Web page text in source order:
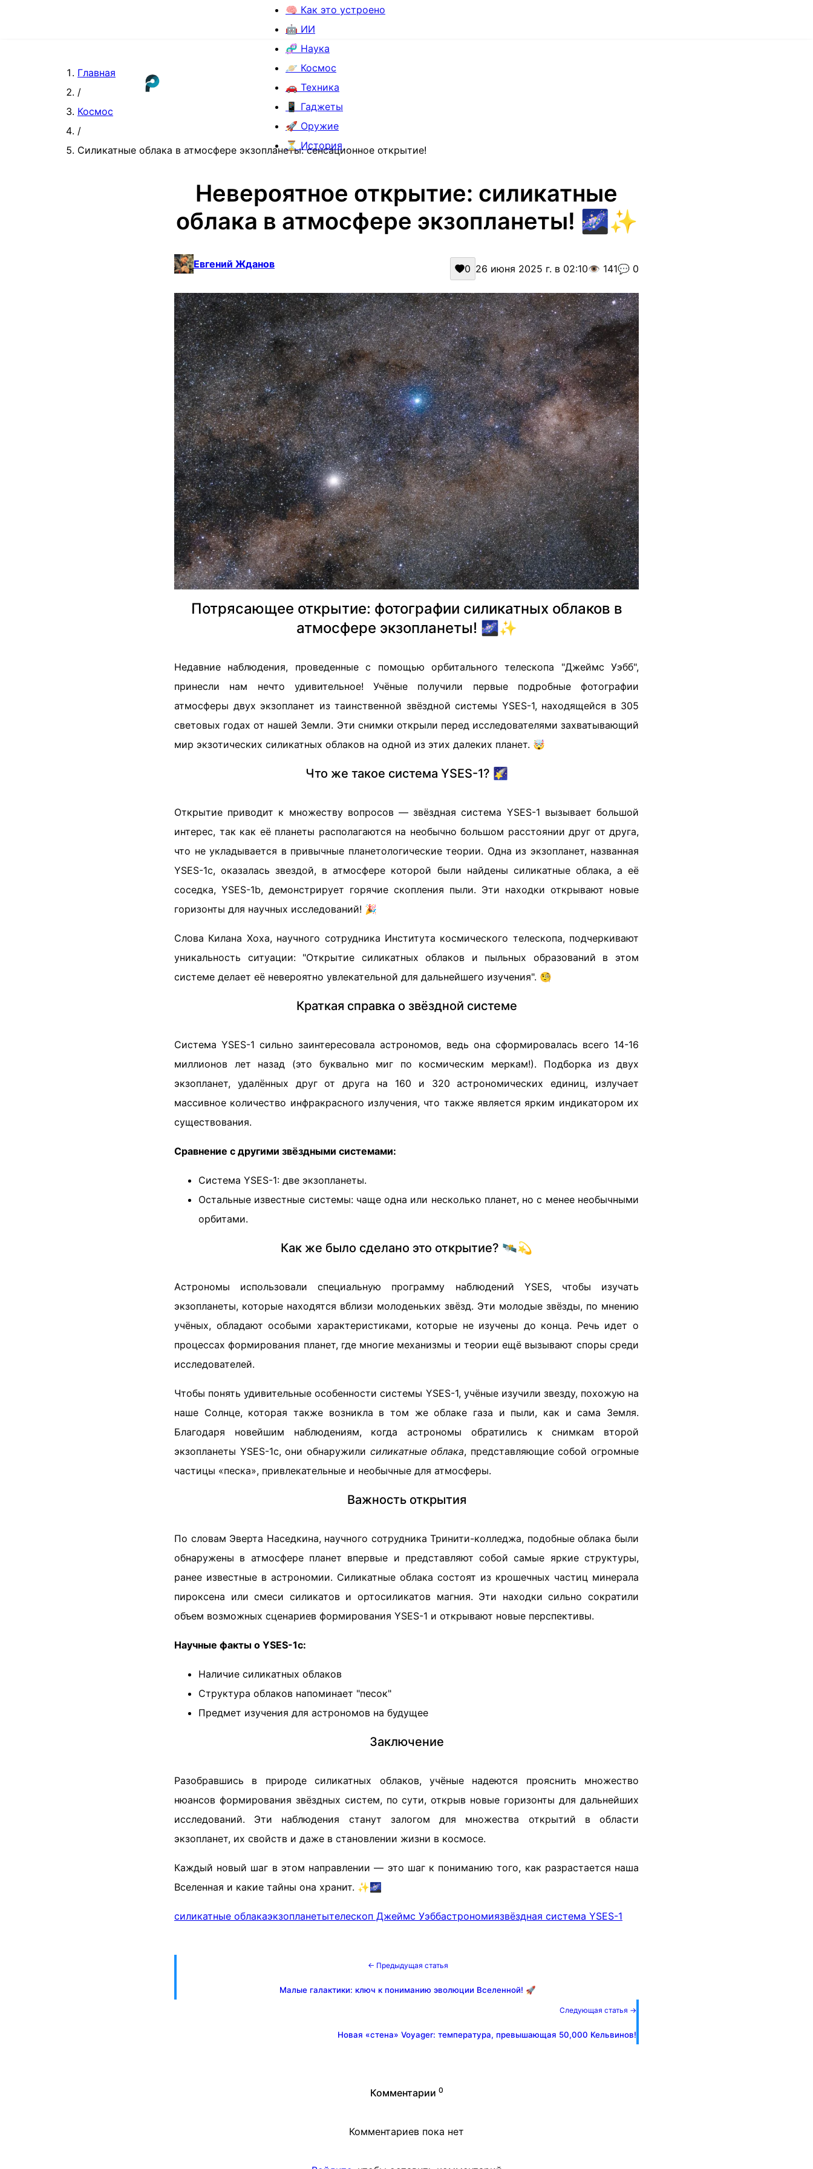
🧠 Как это устроено
🤖 ИИ
🧬 Наука
🪐 Космос
🚗 Техника
📱 Гаджеты
🚀 Оружие
⏳ История
Главная
/
Космос
/
Силикатные облака в атмосфере экзопланеты: сенсационное открытие!
Невероятное открытие: силикатные
облака в атмосфере экзопланеты! 🌌✨
Евгений Жданов 0 26 июня 2025 г. в 02:10👁️ 141💬 0
Потрясающее открытие: фотографии силикатных облаков в
атмосфере экзопланеты! 🌌✨
Недавние наблюдения, проведенные с помощью орбитального телескопа "Джеймс Уэбб",
принесли нам нечто удивительное! Учёные получили первые подробные фотографии
атмосферы двух экзопланет из таинственной звёздной системы YSES-1, находящейся в 305
световых годах от нашей Земли. Эти снимки открыли перед исследователями захватывающий
мир экзотических силикатных облаков на одной из этих далеких планет. 🤯
Что же такое система YSES-1? 🌠
Открытие приводит к множеству вопросов — звёздная система YSES-1 вызывает большой
интерес, так как её планеты располагаются на необычно большом расстоянии друг от друга,
что не укладывается в привычные планетологические теории. Одна из экзопланет, названная
YSES-1c, оказалась звездой, в атмосфере которой были найдены силикатные облака, а её
соседка, YSES-1b, демонстрирует горячие скопления пыли. Эти находки открывают новые
горизонты для научных исследований! 🎉
Слова Килана Хоха, научного сотрудника Института космического телескопа, подчеркивают
уникальность ситуации: "Открытие силикатных облаков и пыльных образований в этом
системе делает её невероятно увлекательной для дальнейшего изучения". 🧐
Краткая справка о звёздной системе
Система YSES-1 сильно заинтересовала астрономов, ведь она сформировалась всего 14-16
миллионов лет назад (это буквально миг по космическим меркам!). Подборка из двух
экзопланет, удалённых друг от друга на 160 и 320 астрономических единиц, излучает
массивное количество инфракрасного излучения, что также является ярким индикатором их
существования.
Сравнение с другими звёздными системами:
Система YSES-1: две экзопланеты.
Остальные известные системы: чаще одна или несколько планет, но с менее необычными
орбитами.
Как же было сделано это открытие? 🛰️💫
Астрономы использовали специальную программу наблюдений YSES, чтобы изучать
экзопланеты, которые находятся вблизи молоденьких звёзд. Эти молодые звёзды, по мнению
учёных, обладают особыми характеристиками, которые не изучены до конца. Речь идет о
процессах формирования планет, где многие механизмы и теории ещё вызывают споры среди
исследователей.
Чтобы понять удивительные особенности системы YSES-1, учёные изучили звезду, похожую на
наше Солнце, которая также возникла в том же облаке газа и пыли, как и сама Земля.
Благодаря новейшим наблюдениям, когда астрономы обратились к снимкам второй
экзопланеты YSES-1c, они обнаружили силикатные облака, представляющие собой огромные
частицы «песка», привлекательные и необычные для атмосферы.
Важность открытия
По словам Эверта Наседкина, научного сотрудника Тринити-колледжа, подобные облака были
обнаружены в атмосфере планет впервые и представляют собой самые яркие структуры,
ранее известные в астрономии. Силикатные облака состоят из крошечных частиц минерала
пироксена или смеси силикатов и ортосиликатов магния. Эти находки сильно сократили
объем возможных сценариев формирования YSES-1 и открывают новые перспективы.
Научные факты о YSES-1c:
Наличие силикатных облаков
Структура облаков напоминает "песок"
Предмет изучения для астрономов на будущее
Заключение
Разобравшись в природе силикатных облаков, учёные надеются прояснить множество
нюансов формирования звёздных систем, по сути, открыв новые горизонты для дальнейших
исследований. Эти наблюдения станут залогом для множества открытий в области
экзопланет, их свойств и даже в становлении жизни в космосе.
Каждый новый шаг в этом направлении — это шаг к пониманию того, как разрастается наша
Вселенная и какие тайны она хранит. ✨🌌
силикатные облакаэкзопланетытелескоп Джеймс Уэббастрономиязвёздная система YSES-1
← Предыдущая статья
Малые галактики: ключ к пониманию эволюции Вселенной! 🚀
Следующая статья →
Новая «стена» Voyager: температура, превышающая 50,000 Кельвинов!
Комментарии 0
Комментариев пока нет